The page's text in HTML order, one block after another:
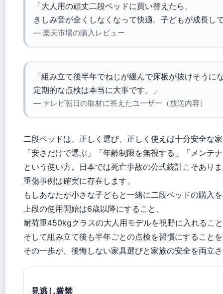
「大人用の頑丈二段ベッドに買い替えたら、
きしみ音が全くしなくなって快適。子どもが成長し
— 楽天市場の購入レビュー
「組み立て後半年でねじが緩んで床板が抜けそうに
定期的な点検は本当に大事です。」
— テレビ朝日の取材に答えたユーザー（放送内容）
二段ベッドは、正しく選び、正しく使えば十分安全な
「安さだけで選ぶ」「年齢制限を無視する」「メンテ
という使い方。日本では死亡事故の公式統計こそあり
重傷事例は確実に存在します。
もしあなたが小さな子どもと一緒に二段ベッドの購入
上段の使用開始は6歳以降にすること、
耐荷重450kgクラスの大人用モデルを視野に入れるこ
そして組み立て後も半年ごとの点検を習慣にすること
その一歩が、後悔しない家具選びと家族の安全を両立
見逃し厳禁